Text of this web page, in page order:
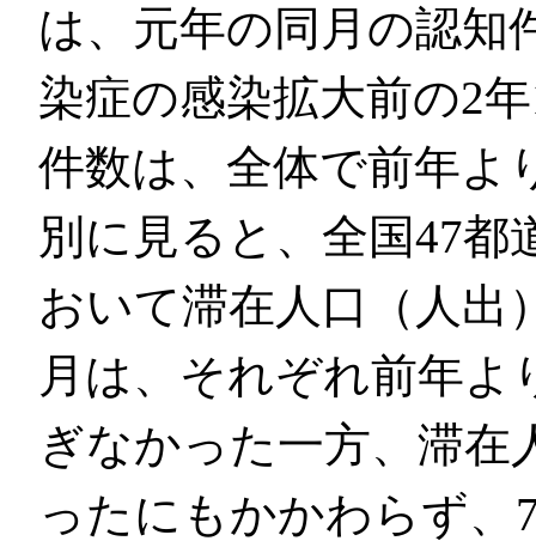
は、元年の同月の認知
染症の感染拡大前の2
件数は、全体で前年よ
別に見ると、全国47
おいて滞在人口（人出
月は、それぞれ前年よ
ぎなかった一方、滞在
ったにもかかわらず、